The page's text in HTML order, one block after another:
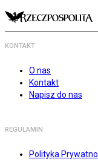
KONTAKT
O nas
Kontakt
Napisz do nas
REGULAMIN
Polityka